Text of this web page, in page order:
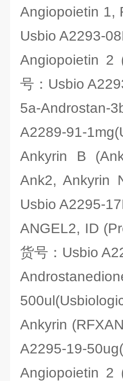
Angiopoietin 1,
Usbio A2293-
Angiopoietin 2
号：Usbio
5a-Androstan-
A2289-91-
Ankyrin B
Ank2, Ankyrin
Usbio A2295-
ANGEL2, ID
货号：Usbio
Ankyrin
A2295-19-
Angiopoietin 2